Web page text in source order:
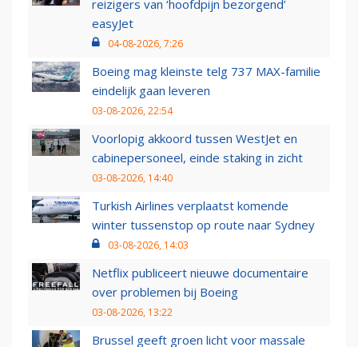
reizigers van ‘hoofdpijn bezorgend’
easyJet
04-08-2026, 7:26
Boeing mag kleinste telg 737 MAX-familie
eindelijk gaan leveren
03-08-2026, 22:54
Voorlopig akkoord tussen WestJet en
cabinepersoneel, einde staking in zicht
03-08-2026, 14:40
Turkish Airlines verplaatst komende
winter tussenstop op route naar Sydney
03-08-2026, 14:03
Netflix publiceert nieuwe documentaire
over problemen bij Boeing
03-08-2026, 13:22
Brussel geeft groen licht voor massale